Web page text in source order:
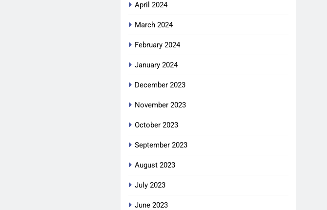
April 2024
March 2024
February 2024
January 2024
December 2023
November 2023
October 2023
September 2023
August 2023
July 2023
June 2023